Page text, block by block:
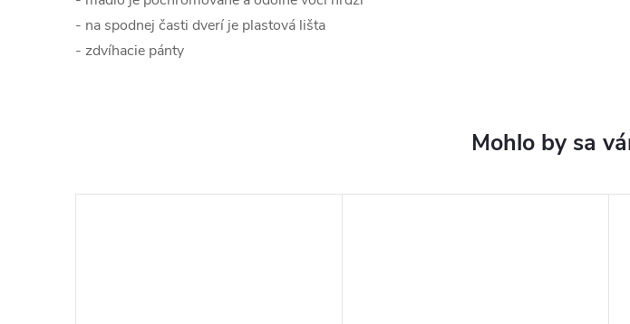
- na spodnej časti dverí je plastová lišta
- zdvíhacie pánty